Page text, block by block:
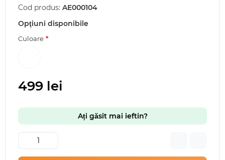
Cod produs: AE000104
Opţiuni disponibile
Culoare
499 lei
Ați găsit mai ieftin?